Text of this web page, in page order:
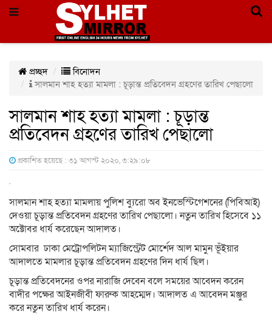
প্রচ্ছদ
বিনোদন
সালমান শাহ হত্যা মামলা : চূড়ান্ত প্রতিবেদন গ্রহণের তারিখ পেছালো
সালমান শাহ হত্যা মামলা : চূড়ান্ত
প্রতিবেদন গ্রহণের তারিখ পেছালো
প্রকাশিত হয়েছে : ৩১ আগস্ট ২০২০, ৩:২৯:০৮
সালমান শাহ হত্যা মামলায় পুলিশ ব্যুরো অব ইনভেস্টিগেশনের (পিবিআই)
দেওয়া চূড়ান্ত প্রতিবেদন গ্রহণের তারিখ পেছালো। নতুন তারিখ হিসেবে ১১
অক্টোবর ধার্য করেছেন আদালত।
সোমবার ঢাকা মেট্রোপলিটন ম্যাজিস্ট্রেট মোর্শেদ আল মামুন ভূঁইয়ার
আদালতে মামলার চূড়ান্ত প্রতিবেদন গ্রহণের দিন ধার্য ছিল।
চূড়ান্ত প্রতিবেদনের ওপর নারাজি দেবেন বলে সময়ের আবেদন করেন
বাদীর পক্ষের আইনজীবী ফারুক আহম্মেদ। আদালত এ আবেদন মঞ্জুর
করে নতুন তারিখ ধার্য করেন।